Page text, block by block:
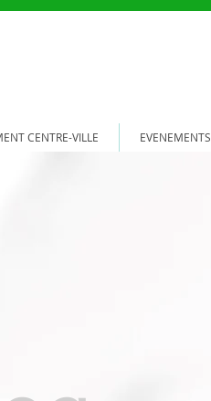
CENTRE-VILLE EVENEMENTS